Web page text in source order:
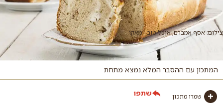
צילום: אסף אמברם, אוכל טוב - מאקו
המתכון עם ההסבר המלא נמצא מתחת
שמרו מתכון שתפו